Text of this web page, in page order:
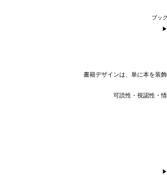
ブッ
▶︎
書籍デザインは、単に本を装
可読性・視認性・
▶︎